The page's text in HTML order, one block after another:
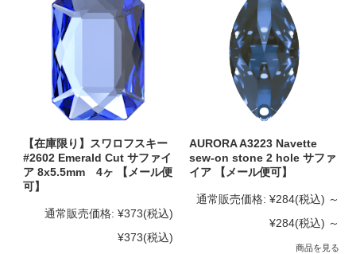
【在庫限り】スワロフスキー
#2602 Emerald Cut サファイ
ア 8x5.5mm 4ヶ 【メール便
可】
通常販売価格: ¥373(税込)
¥373(税込)
AURORA A3223 Navette
sew-on stone 2 hole サファ
イア 【メール便可】
通常販売価格: ¥284(税込) ～
¥284(税込) ～
商品を見る